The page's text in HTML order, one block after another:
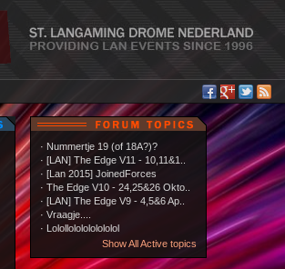
· Nummertje 19 (of 18A?)?
· [LAN] The Edge V11 - 10,11&1..
· [Lan 2015] JoinedForces
· The Edge V10 - 24,25&26 Okto..
· [LAN] The Edge V9 - 4,5&6 Ap..
· Vraagje....
· Lolollololololololol
Show All Active topics